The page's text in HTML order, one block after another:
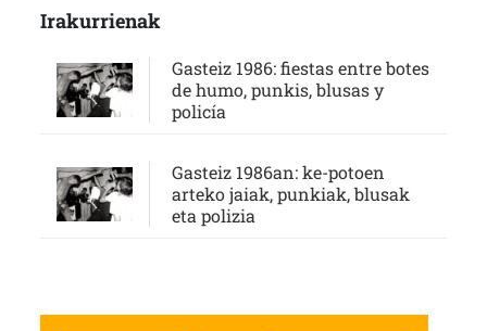
Irakurrienak
Gasteiz 1986: fiestas entre botes
de humo, punkis, blusas y
policía
Gasteiz 1986an: ke-potoen
arteko jaiak, punkiak, blusak
eta polizia